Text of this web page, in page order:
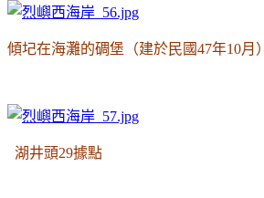
傾圮在海灘的碉堡（建於民國47年10月）
湖井頭29據點